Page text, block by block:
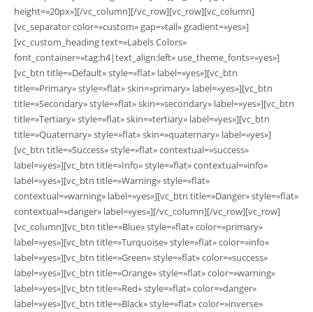
height=»20px»][/vc_column][/vc_row][vc_row][vc_column]
[vc_separator color=»custom» gap=»tall» gradient=»yes»]
[vc_custom_heading text=»Labels Colors»
font_container=»tag:h4|text_align:left» use_theme_fonts=»yes»]
[vc_btn title=»Default» style=»flat» label=»yes»][vc_btn
title=»Primary» style=»flat» skin=»primary» label=»yes»][vc_btn
title=»Secondary» style=»flat» skin=»secondary» label=»yes»][vc_btn
title=»Tertiary» style=»flat» skin=»tertiary» label=»yes»][vc_btn
title=»Quaternary» style=»flat» skin=»quaternary» label=»yes»]
[vc_btn title=»Success» style=»flat» contextual=»success»
label=»yes»][vc_btn title=»Info» style=»flat» contextual=»info»
label=»yes»][vc_btn title=»Warning» style=»flat»
contextual=»warning» label=»yes»][vc_btn title=»Danger» style=»flat»
contextual=»danger» label=»yes»][/vc_column][/vc_row][vc_row]
[vc_column][vc_btn title=»Blue» style=»flat» color=»primary»
label=»yes»][vc_btn title=»Turquoise» style=»flat» color=»info»
label=»yes»][vc_btn title=»Green» style=»flat» color=»success»
label=»yes»][vc_btn title=»Orange» style=»flat» color=»warning»
label=»yes»][vc_btn title=»Red» style=»flat» color=»danger»
label=»yes»][vc_btn title=»Black» style=»flat» color=»inverse»